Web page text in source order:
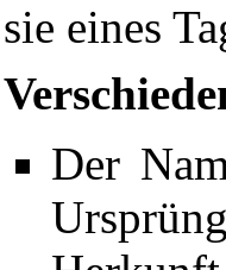
sie eines
Der